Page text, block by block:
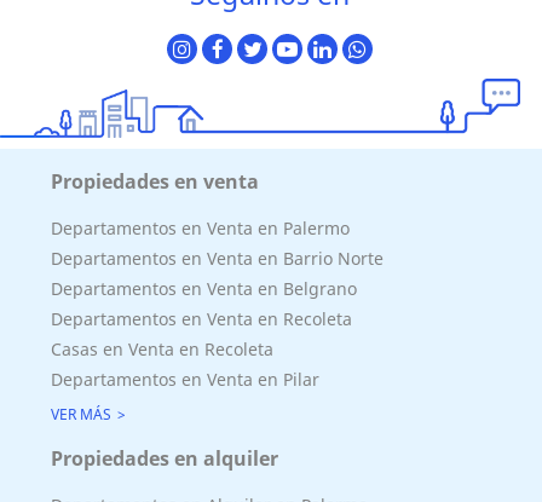
Propiedades en venta
Departamentos en Venta en Palermo
Departamentos en Venta en Barrio Norte
Departamentos en Venta en Belgrano
Departamentos en Venta en Recoleta
Casas en Venta en Recoleta
Departamentos en Venta en Pilar
VER MÁS
Propiedades en alquiler